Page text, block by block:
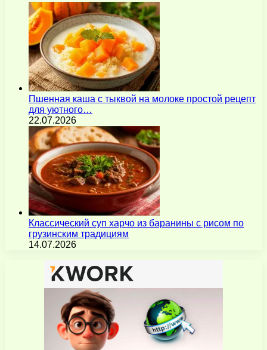
Пшенная каша с тыквой на молоке простой рецепт
для уютного…
22.07.2026
Классический суп харчо из баранины с рисом по
грузинским традициям
14.07.2026